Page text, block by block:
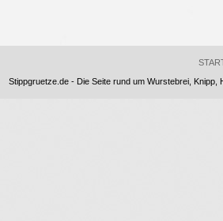
Stippgruetze.de - Die Seite rund um Wurstebrei,